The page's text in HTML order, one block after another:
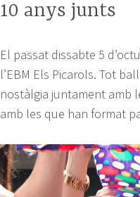
10 anys junts
El passat dissabte 5
l’EBM Els Picarols. Tot
nostàlgia juntament amb
amb les que han format